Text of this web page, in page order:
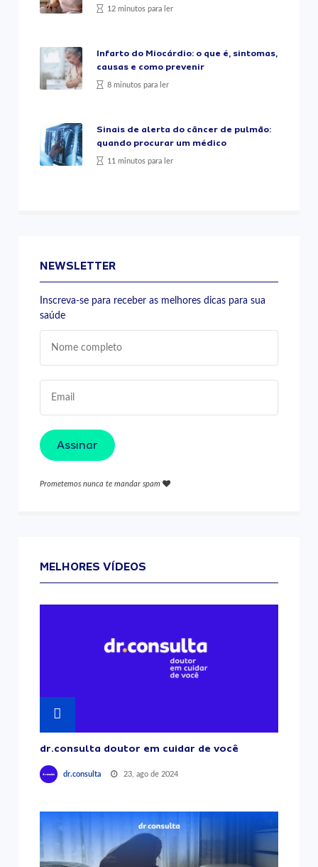
12 minutos para ler
Infarto do Miocárdio: o que é, sintomas,
causas e como prevenir
8 minutos para ler
Sinais de alerta do câncer de pulmão:
quando procurar um médico
11 minutos para ler
NEWSLETTER
Inscreva-se para receber as melhores dicas para sua
saúde
Assinar
Prometemos nunca te mandar spam
MELHORES VÍDEOS
dr.consulta doutor em cuidar de você
dr.consulta 23, ago de 2024